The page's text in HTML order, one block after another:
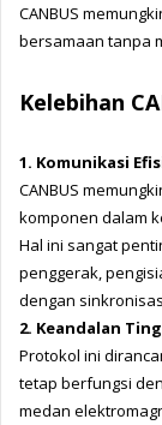
CANBUS
bersamaan tanpa
Kelebihan
1. Komunikasi
CANBUS
komponen dalam
Hal ini sangat
penggerak,
dengan
2. Keandalan
Protokol ini
tetap berfungsi
medan